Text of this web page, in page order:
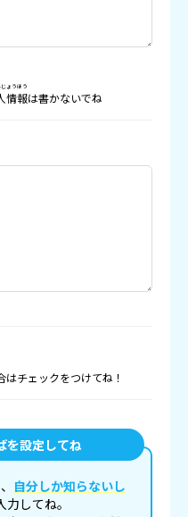
情報
じょうほう
は書かないでね
チェックをつけてね！
を設定してね
自分しか知らないし
力してね。